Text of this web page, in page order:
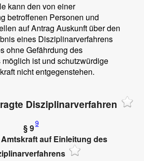
kann den von einer
betroffenen Personen und
auf Antrag Auskunft über den
eines Disziplinarverfahrens
ohne Gefährdung des
ist und schutzwürdige
nicht entgegenstehen.
Disziplinarverfahren
§ 99
auf Einleitung des